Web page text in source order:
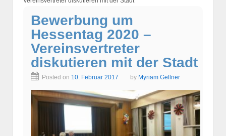
Bewerbung um
Hessentag 2020 –
Vereinsvertreter
diskutieren mit der Stadt
Posted on 10. Februar 2017 by Myriam Gellner